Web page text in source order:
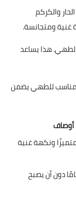
والكركم
غنية ومتجانسة.
الطهي. هذا يساعد
للطهي يضمن
أوصاف
ونكهة غنية
دون أن يصبح